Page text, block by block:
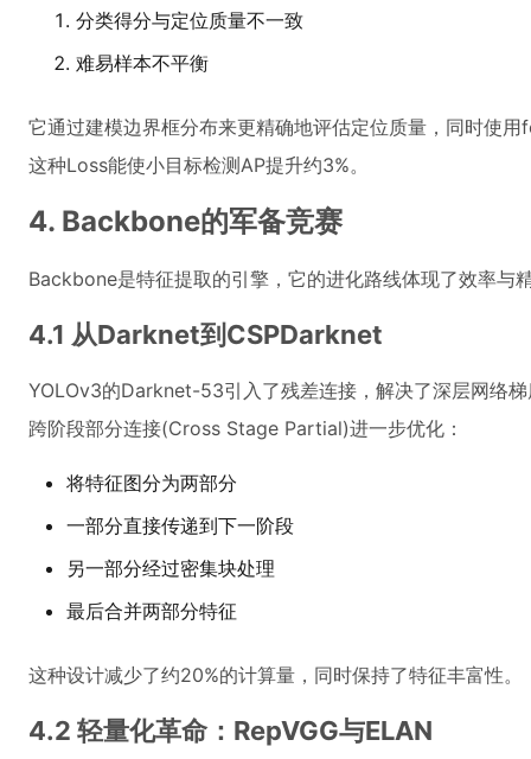
分类得分与定位质量不一致
难易样本不平衡
它通过建模边界框分布来更精确地评估定位质量，同时使
这种Loss能使小目标检测AP提升约3%。
4. Backbone的军备竞赛
Backbone是特征提取的引擎，它的进化路线体现了效率与
4.1 从Darknet到CSPDarknet
YOLOv3的Darknet-53引入了残差连接，解决了深层网络
跨阶段部分连接(Cross Stage Partial)进一步优化：
将特征图分为两部分
一部分直接传递到下一阶段
另一部分经过密集块处理
最后合并两部分特征
这种设计减少了约20%的计算量，同时保持了特征丰富性。
4.2 轻量化革命：RepVGG与ELAN